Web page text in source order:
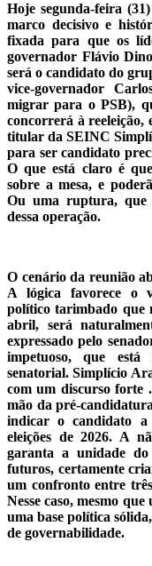
Hoje segunda-feira
marco decisivo e
fixada para que os
governador Flávio
será o candidato do
vice-governador
migrar para o PSB),
concorrerá à reeleição,
titular da SEINC
para ser candidato
O que está claro é
sobre a mesa, e
Ou uma ruptura, que
dessa operação.
O cenário da reunião
A lógica favorece o
político tarimbado que
abril, será
expressado pelo
impetuoso, que
senatorial. Simplício
com um discurso forte
mão da pré-
indicar o candidato a
eleições de 2026. A
garanta a unidade
futuros, certamente
um confronto entre
Nesse caso, mesmo
uma base política
de governabilidade.